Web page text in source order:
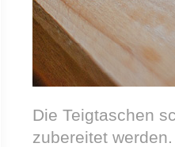
Die Teigtaschen
zubereitet